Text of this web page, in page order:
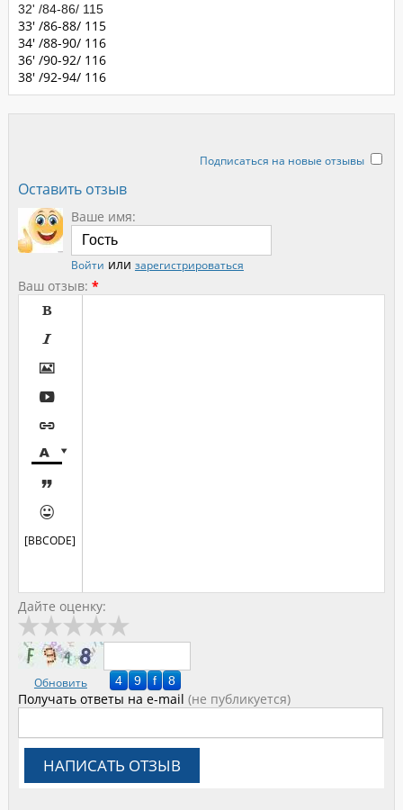
32' /84-86/ 115
33' /86-88/ 115
34' /88-90/ 116
36' /90-92/ 116
38' /92-94/ 116
Подписаться на новые отзывы
Оставить отзыв
Ваше имя:
Войти или зарегистрироваться
Ваш отзыв: *









[BBCODE]
Дайте оценку:
Обновить
Получать ответы на e-mail (не публикуется)
НАПИСАТЬ ОТЗЫВ